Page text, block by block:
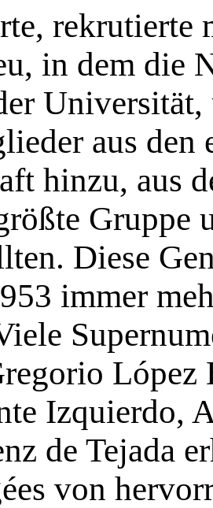
rekrutierte
in dem die
aus den
hinzu, aus
Gruppe
Diese
immer
López
Izquierdo,
de Tejada
von